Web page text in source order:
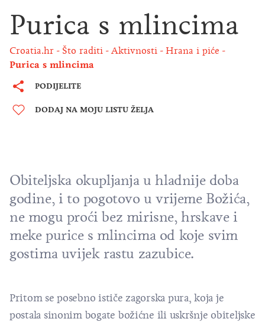
Purica s mlincima
Croatia.hr Što raditi Aktivnosti Hrana i piće
Purica s mlincima
PODIJELITE
DODAJ NA MOJU LISTU ŽELJA
Obiteljska okupljanja u hladnije doba
godine, i to pogotovo u vrijeme Božića,
ne mogu proći bez mirisne, hrskave i
meke purice s mlincima od koje svim
gostima uvijek rastu zazubice.
Pritom se posebno ističe zagorska pura, koja je
postala sinonim bogate božićne ili uskršnje obiteljske